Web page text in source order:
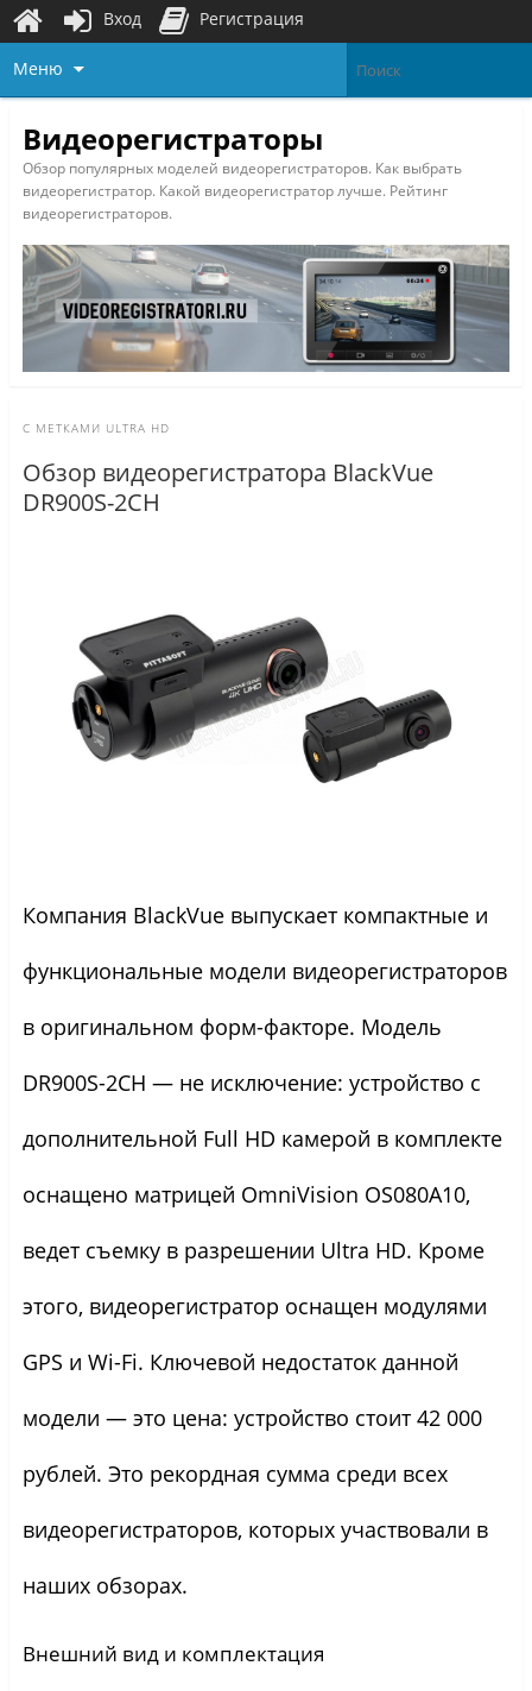
Меню
Видеорегистраторы
Обзор популярных моделей видеорегистраторов. Как выбрать
видеорегистратор. Какой видеорегистратор лучше. Рейтинг
видеорегистраторов.
С МЕТКАМИ ULTRA HD
Обзор видеорегистратора BlackVue
DR900S-2CH
Компания BlackVue выпускает компактные и
функциональные модели видеорегистраторов
в оригинальном форм-факторе. Модель
DR900S-2CH — не исключение: устройство с
дополнительной Full HD камерой в комплекте
оснащено матрицей OmniVision OS080A10,
ведет съемку в разрешении Ultra HD. Кроме
этого, видеорегистратор оснащен модулями
GPS и Wi-Fi. Ключевой недостаток данной
модели — это цена: устройство стоит 42 000
рублей. Это рекордная сумма среди всех
видеорегистраторов, которых участвовали в
наших обзорах.
Внешний вид и комплектация
Вход Регистрация